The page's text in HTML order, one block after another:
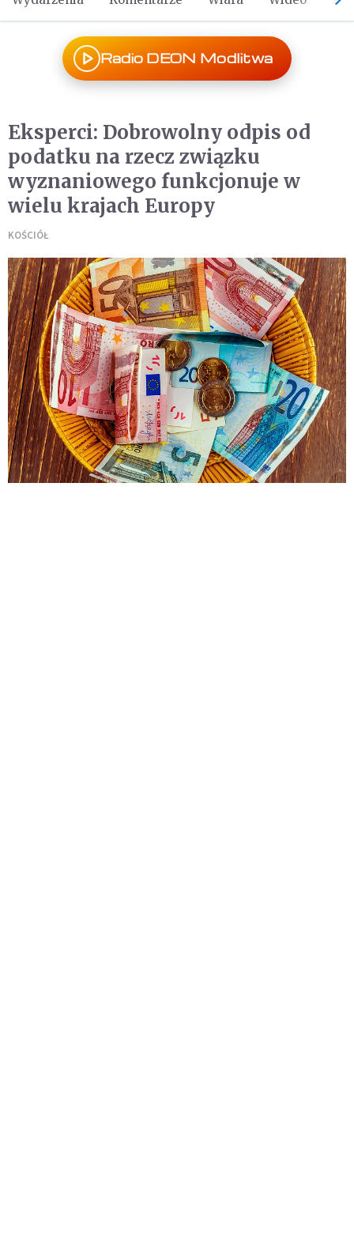
Radio DEON Modlitwa
Eksperci: Dobrowolny odpis od
podatku na rzecz związku
wyznaniowego funkcjonuje w
wielu krajach Europy
KOŚCIÓŁ